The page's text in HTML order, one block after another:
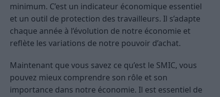
minimum. C’est un indicateur économique essentiel
et un outil de protection des travailleurs. Il s’adapte
chaque année à l’évolution de notre économie et
reflète les variations de notre pouvoir d’achat.
Maintenant que vous savez ce qu’est le SMIC, vous
pouvez mieux comprendre son rôle et son
importance dans notre économie. Il est essentiel de